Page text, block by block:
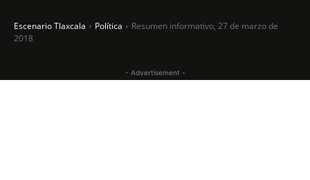
Escenario Tlaxcala Política
Resumen informativo, 27 de marzo de
2018
- Advertisement -